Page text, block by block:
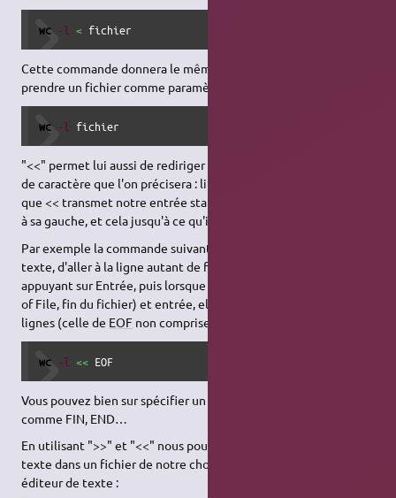
wc -l < fichier
Cette commande donnera le même résultat car wc peut
prendre un fichier comme paramètre :
wc -l fichier
"<<" permet lui aussi de rediriger stdin mais jusqu'à une chaîne
de caractère que l'on précisera : littéralement on pourrait dire
que << transmet notre entrée standard (clavier) au programme
à sa gauche, et cela jusqu'à ce qu'il rencontre une ligne
Par exemple la commande suivante vous permettra de taper un
texte, d'aller à la ligne autant de fois que vous voulez en
appuyant sur Entrée, puis lorsque vous taperez
of File, fin du fichier) et entrée, elle comptera le nombre de
lignes (celle de EOF non comprise) que vous avez entrées.
wc -l << EOF
Vous pouvez bien sur spécifier un chaîne différente de
comme FIN, END…
En utilisant ">>" et "<<" nous pouvons facilement ajouter du
texte dans un fichier de notre choix de la même manière qu'un
éditeur de texte :